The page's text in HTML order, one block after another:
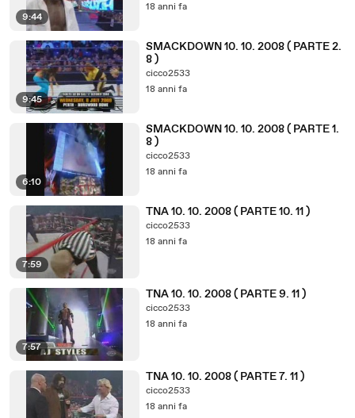
9:44
18 anni fa
9:45
SMACKDOWN 10. 10. 2008 ( PARTE 2.
8 )
cicco2533
18 anni fa
6:10
SMACKDOWN 10. 10. 2008 ( PARTE 1.
8 )
cicco2533
18 anni fa
7:59
TNA 10. 10. 2008 ( PARTE 10. 11 )
cicco2533
18 anni fa
7:57
TNA 10. 10. 2008 ( PARTE 9. 11 )
cicco2533
18 anni fa
TNA 10. 10. 2008 ( PARTE 7. 11 )
cicco2533
18 anni fa